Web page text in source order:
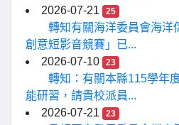
2026-07-21
25
轉知有關海洋委員會海洋
創意短影音競賽」已...
2026-07-10
23
轉知：有關本縣115學年
能研習，請貴校派員...
2026-07-21
23